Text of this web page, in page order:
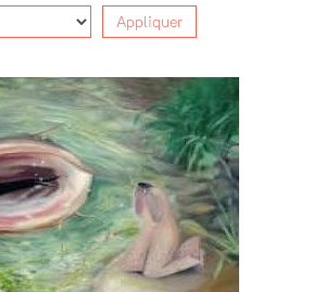
Appliquer